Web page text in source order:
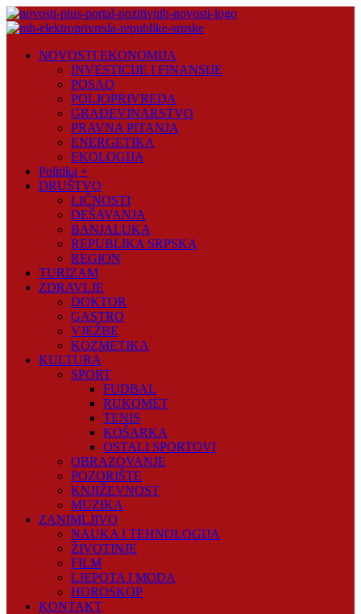
Skip
to
Plus
NOVOSTI EKONOMIJA
INVESTICIJE I FINANSIJE
POSAO
POLJOPRIVREDA
GRAĐEVINARSTVO
PRAVNA PITANJA
ENERGETIKA
EKOLOGIJA
Politika +
DRUŠTVO
LIČNOSTI
DEŠAVANJA
BANJALUKA
REPUBLIKA SRPSKA
REGION
TURIZAM
ZDRAVLJE
DOKTOR
GASTRO
VJEŽBE
KOZMETIKA
KULTURA
SPORT
FUDBAL
RUKOMET
TENIS
KOŠARKA
OSTALI SPORTOVI
OBRAZOVANJE
POZORIŠTE
KNJIŽEVNOST
MUZIKA
ZANIMLJIVO
NAUKA I TEHNOLOGIJA
ŽIVOTINJE
FILM
LJEPOTA I MODA
HOROSKOP
KONTAKT